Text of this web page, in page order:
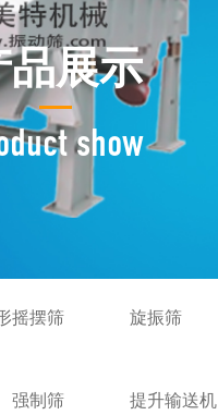
展示
show
摇摆筛 旋振筛
强制筛 提升输送机